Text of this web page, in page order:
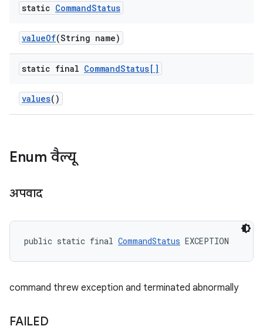
static CommandStatus
valueOf(String name)
static final CommandStatus[]
values()
Enum वैल्यू
अपवाद
public static final CommandStatus EXCEPTION
command threw exception and terminated abnormally
FAILED